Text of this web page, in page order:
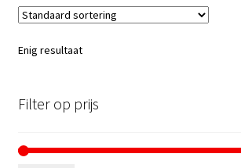
Enig resultaat
Filter op prijs